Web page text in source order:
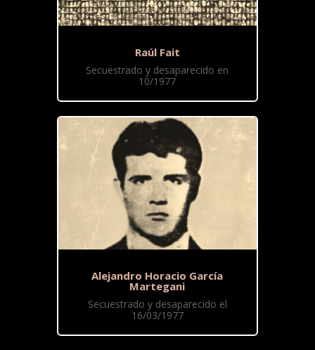
Raúl Fait
Secuestrado y desaparecido en
10/1977
Alejandro Horacio García
Martegani
Secuestrado y desaparecido el
16/03/1977